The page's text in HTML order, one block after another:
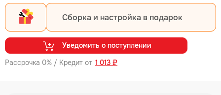
Рассрочка 0% / Кредит от 1 013 ₽
Сборка и настройка в подарок
Уведомить о поступлении